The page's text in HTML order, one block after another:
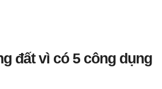
đất vì có 5 công dụng